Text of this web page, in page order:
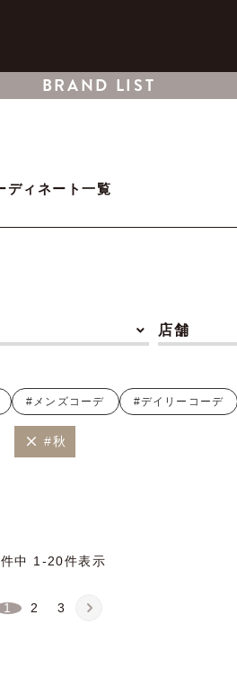
BRAND LIST
ディネート一覧
店舗
#メンズコーデ #デイリーコーデ
#秋
件中 1 -20件表示
1 2 3